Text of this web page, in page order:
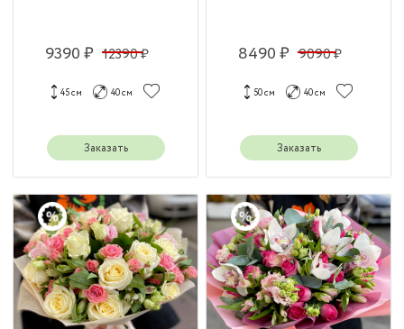
9390 ₽ 12390 ₽
45 см 40 см
Заказать
8490 ₽ 9090 ₽
50 см 40 см
Заказать